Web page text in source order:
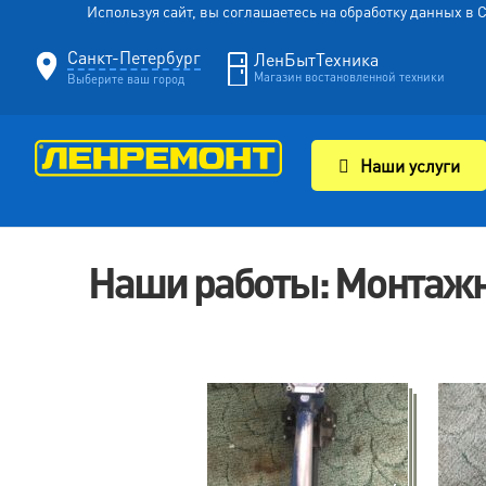
Используя сайт, вы соглашаетесь на обработку данных
Санкт-Петербург
Выберите ваш город
ЛенБытТехника
Магазин востановленной техники
Наши услуги
Наши работы: